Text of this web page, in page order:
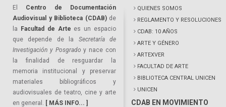
El Centro de Documentación
Audiovisual y Biblioteca (CDAB)de
la
Facultad de Arte es un espacio
que depende de la Secretaría de
Investigación y Posgrado y nace con
la finalidad de resguardar la
memoria institucional y preservar
materiales bibliográficos y
audiovisuales de teatro, cine y arte
en general. [ MÁS INFO... ]
QUIENES SOMOS
REGLAMENTO Y RESOLUCIONES
CDAB: 10 AÑOS
ARTE Y GÉNERO
ARTEXVER
FACULTAD DE ARTE
BIBLIOTECA CENTRAL UNICEN
UNICEN
CDAB EN MOVIMIENTO